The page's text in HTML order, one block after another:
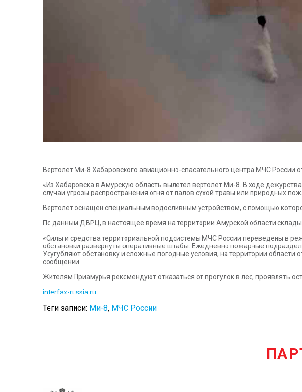
Вертолет Ми-8 Хабаровского авиационно-спасательного центра МЧС России
«Из Хабаровска в Амурскую область вылетел вертолет Ми-8. В ходе
случаи угрозы распространения огня от палов сухой травы или природных
Вертолет оснащен специальным водосливным устройством, с помощью
По данным ДВРЦ, в настоящее время на территории Амурской области
«Силы и средства территориальной подсистемы МЧС России переведены в
обстановки развернуты оперативные штабы. Ежедневно пожарные
Усугубляют обстановку и сложные погодные условия, на территории
сообщении.
Жителям Приамурья рекомендуют отказаться от прогулок в лес, проявлять
interfax-russia.ru
Теги записи: Ми-8, МЧС России